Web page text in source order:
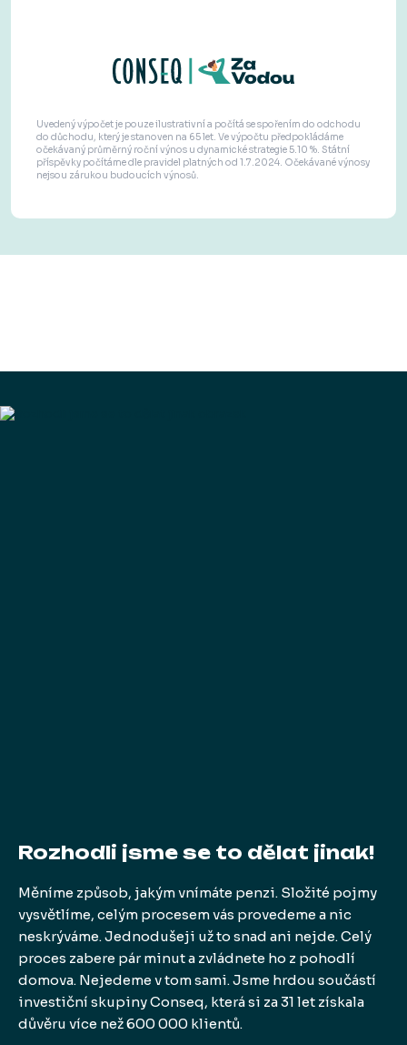
Uvedený výpočet je pouze ilustrativní a počítá se spořením do odchodu
do důchodu, který je stanoven na 65 let. Ve výpočtu předpokládáme
očekávaný průměrný roční výnos u dynamické strategie 5.10 %. Státní
příspěvky počítáme dle pravidel platných od 1.7.2024. Očekávané výnosy
nejsou zárukou budoucích výnosů.
Rozhodli jsme se to dělat jinak!
Měníme způsob, jakým vnímáte penzi. Složité pojmy
vysvětlíme, celým procesem vás provedeme a nic
neskrýváme. Jednodušeji už to snad ani nejde. Celý
proces zabere pár minut a zvládnete ho z pohodlí
domova. Nejedeme v tom sami. Jsme hrdou součástí
investiční skupiny Conseq, která si za 31 let získala
důvěru více než 600 000 klientů.